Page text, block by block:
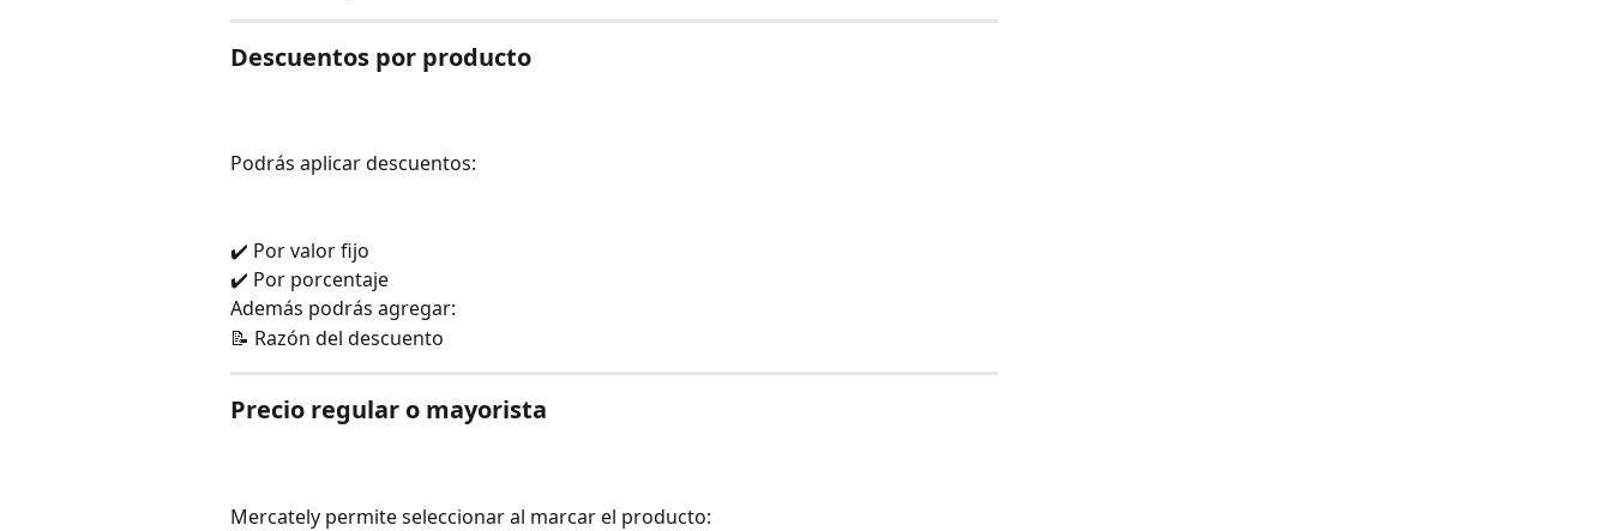
Descuentos por producto
Podrás aplicar descuentos:
✔️ Por valor fijo
✔️ Por porcentaje
Además podrás agregar:
📝 Razón del descuento
Precio regular o mayorista
Mercately permite seleccionar al marcar el producto: